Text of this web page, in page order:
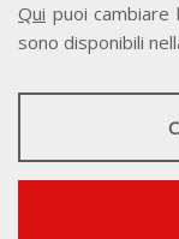
Qui puoi cambiare
sono disponibili
STATISTICHE
Mostra maggiori
Accesso Team
Contatti